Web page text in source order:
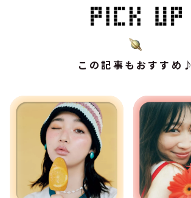
この記事もおすすめ♪